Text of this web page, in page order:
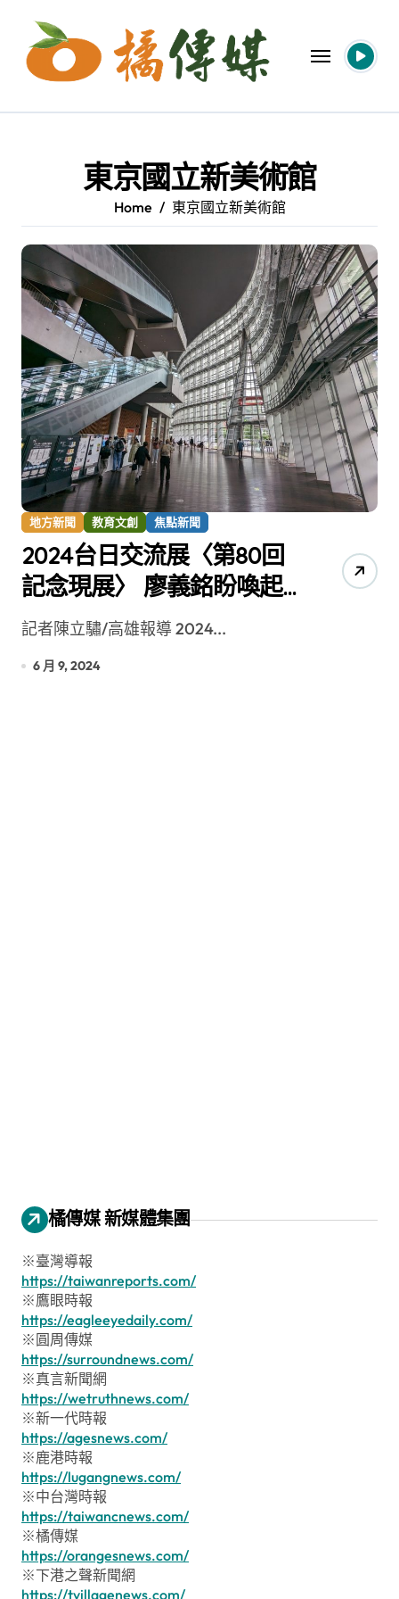
content
東京國立新美術館
Home 東京國立新美術館
地方新聞 教育文創 焦點新聞
2024台日交流展〈第80回
記念現展〉 廖義銘盼喚起
生活深層思考
記者陳立驌/高雄報導 2024...
6 月 9, 2024
橘傳媒 新媒體集團
※臺灣導報
https://taiwanreports.com/
※鷹眼時報
https://eagleeyedaily.com/
※圓周傳媒
https://surroundnews.com/
※真言新聞網
https://wetruthnews.com/
※新一代時報
https://agesnews.com/
※鹿港時報
https://lugangnews.com/
※中台灣時報
https://taiwancnews.com/
※橘傳媒
https://orangesnews.com/
※下港之聲新聞網
https://tvillagenews.com/